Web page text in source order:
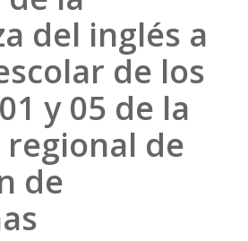
del inglés a
de los
y 05 de la
de
de